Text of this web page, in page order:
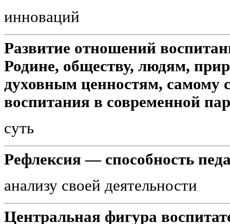
инноваций
Развитие отношений
Родине, обществу, людям,
духовным ценностям, самому
воспитания в современной
суть
Рефлексия — способность
анализу своей деятельности
Центральная фигура